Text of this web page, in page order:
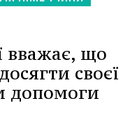
вважає, що
своєї
допомоги